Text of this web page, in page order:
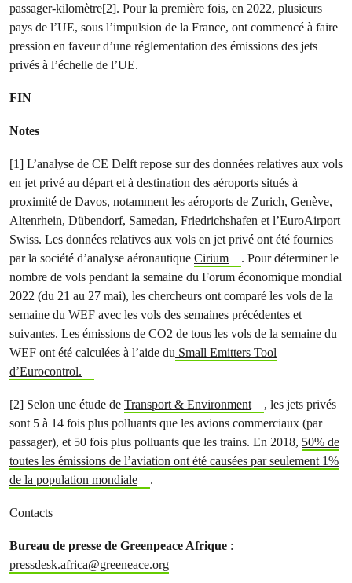
passager-kilomètre[2]. Pour la première fois, en 2022, plusieurs
pays de l’UE, sous l’impulsion de la France, ont commencé à faire
pression en faveur d’une réglementation des émissions des jets
privés à l’échelle de l’UE.
FIN
Notes
[1] L’analyse de CE Delft repose sur des données relatives aux vols
en jet privé au départ et à destination des aéroports situés à
proximité de Davos, notamment les aéroports de Zurich, Genève,
Altenrhein, Dübendorf, Samedan, Friedrichshafen et l’EuroAirport
Swiss. Les données relatives aux vols en jet privé ont été fournies
par la société d’analyse aéronautique Cirium
. Pour déterminer le
nombre de vols pendant la semaine du Forum économique mondial
2022 (du 21 au 27 mai), les chercheurs ont comparé les vols de la
semaine du WEF avec les vols des semaines précédentes et
suivantes. Les émissions de CO2 de tous les vols de la semaine du
WEF ont été calculées à l’aide du Small Emitters Tool
d’Eurocontrol.
[2] Selon une étude de Transport & Environment
, les jets privés
sont 5 à 14 fois plus polluants que les avions commerciaux (par
passager), et 50 fois plus polluants que les trains. En 2018, 50% de
toutes les émissions de l’aviation ont été causées par seulement 1%
de la population mondiale
.
Contacts
Bureau de presse de Greenpeace Afrique :
pressdesk.africa@greeneace.org